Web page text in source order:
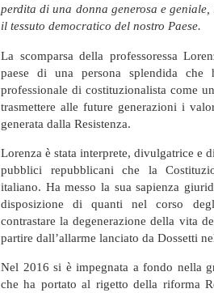
perdita di una donna generosa e
il tessuto democratico del nostro Paese.
La scomparsa della professoressa
paese di una persona splendida
professionale di costituzionalista come
trasmettere alle future generazioni i
generata dalla Resistenza.
Lorenza è stata interprete, divulgatrice e
pubblici repubblicani che la
italiano. Ha messo la sua sapienza
disposizione di quanti nel corso
contrastare la degenerazione della vita
partire dall’allarme lanciato da Dossetti
Nel 2016 si è impegnata a fondo nella
che ha portato al rigetto della riforma